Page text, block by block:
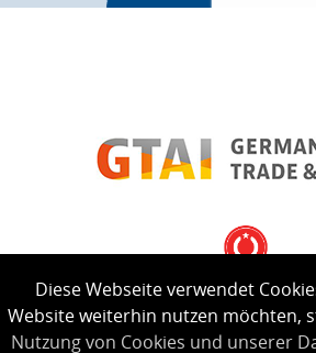
Diese Webseite verwendet
Website weiterhin nutzen möchten,
Nutzung von Cookies und unserer